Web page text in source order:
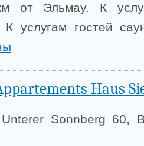
от Эльмау. К
К услугам гостей
Haus
Unterer Sonnberg 60,